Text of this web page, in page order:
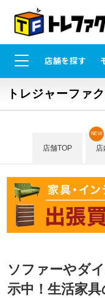
店舗を探す
トレジャーファ
店舗TOP 店
NEW
ソファーやダ
示中！生活家